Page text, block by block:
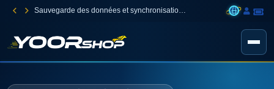
Sauvegarde des données et synchronisation des fichiers entre vos appareils